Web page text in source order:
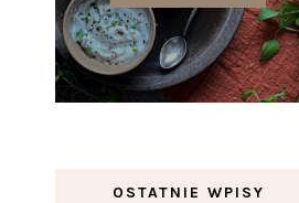
OSTATNIE WPISY